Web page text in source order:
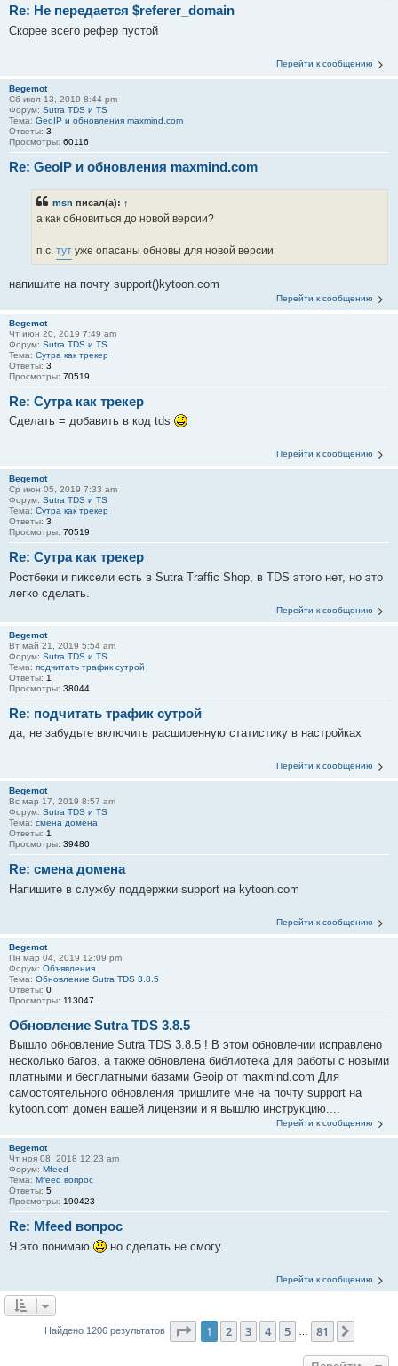
Re: Не передается $referer_domain
Скорее всего рефер пустой
Перейти к сообщению
Begemot
Сб июл 13, 2019 8:44 pm
Форум: Sutra TDS и TS
Тема: GeoIP и обновления maxmind.com
Ответы: 3
Просмотры: 60116
Re: GeoIP и обновления maxmind.com
msn писал(а): ↑
а как обновиться до новой версии?
п.с. тут уже опасаны обновы для новой версии
напишите на почту support()kytoon.com
Перейти к сообщению
Begemot
Чт июн 20, 2019 7:49 am
Форум: Sutra TDS и TS
Тема: Сутра как трекер
Ответы: 3
Просмотры: 70519
Re: Сутра как трекер
Сделать = добавить в код tds
Перейти к сообщению
Begemot
Ср июн 05, 2019 7:33 am
Форум: Sutra TDS и TS
Тема: Сутра как трекер
Ответы: 3
Просмотры: 70519
Re: Сутра как трекер
Ростбеки и пиксели есть в Sutra Traffic Shop, в TDS этого нет, но это
легко сделать.
Перейти к сообщению
Begemot
Вт май 21, 2019 5:54 am
Форум: Sutra TDS и TS
Тема: подчитать трафик сутрой
Ответы: 1
Просмотры: 38044
Re: подчитать трафик сутрой
да, не забудьте включить расширенную статистику в настройках
Перейти к сообщению
Begemot
Вс мар 17, 2019 8:57 am
Форум: Sutra TDS и TS
Тема: смена домена
Ответы: 1
Просмотры: 39480
Re: смена домена
Напишите в службу поддержки support на kytoon.com
Перейти к сообщению
Begemot
Пн мар 04, 2019 12:09 pm
Форум: Объявления
Тема: Обновление Sutra TDS 3.8.5
Ответы: 0
Просмотры: 113047
Обновление Sutra TDS 3.8.5
Вышло обновление Sutra TDS 3.8.5 ! В этом обновлении исправлено
несколько багов, а также обновлена библиотека для работы с новыми
платными и бесплатными базами Geoip от maxmind.com Для
самостоятельного обновления пришлите мне на почту support на
kytoon.com домен вашей лицензии и я вышлю инструкцию....
Перейти к сообщению
Begemot
Чт ноя 08, 2018 12:23 am
Форум: Mfeed
Тема: Mfeed вопрос
Ответы: 5
Просмотры: 190423
Re: Mfeed вопрос
Я это понимаю но сделать не смогу.
Перейти к сообщению
Найдено 1206 результатов Страница из 81
1 2 3 4 5 81